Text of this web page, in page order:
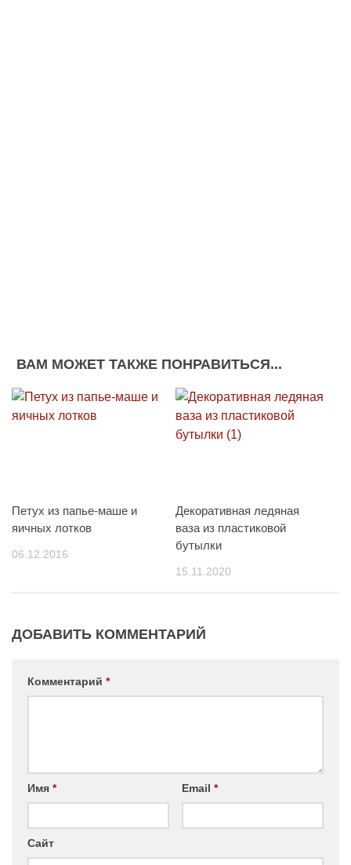
ВАМ МОЖЕТ ТАКЖЕ ПОНРАВИТЬСЯ...
Петух из папье-маше и
яичных лотков
06.12.2016
Декоративная ледяная
ваза из пластиковой
бутылки
15.11.2020
ДОБАВИТЬ КОММЕНТАРИЙ
Комментарий *
Имя * Email *
Сайт